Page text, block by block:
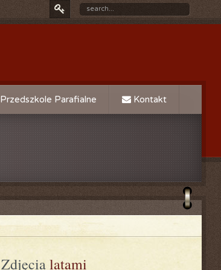
Przedszkole Parafialne Kontakt
Zdjęcia latami